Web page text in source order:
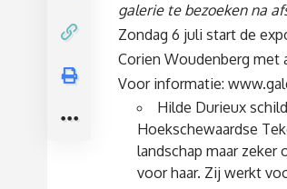
galerie te bezoeken na
Zondag 6 juli start de
Corien Woudenberg met
Voor informatie:
Hilde Durieux
Hoekschewaardse
landschap maar zeker
voor haar. Zij werkt